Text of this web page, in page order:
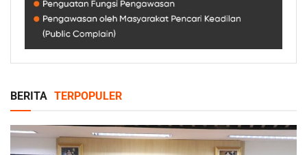
BERITA TERPOPULER